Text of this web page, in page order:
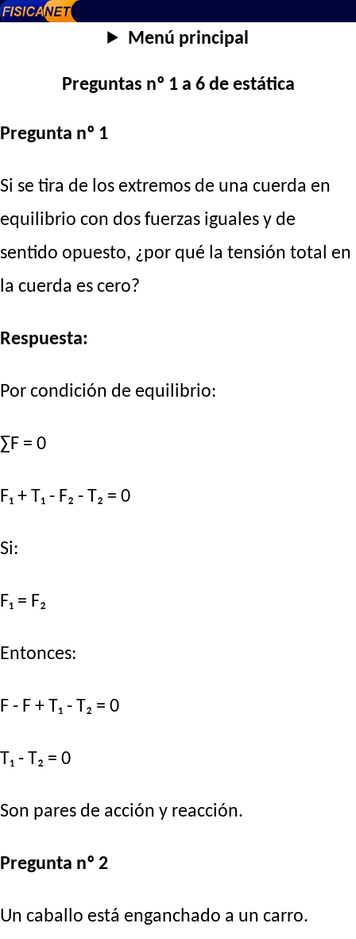
Menú principal
Preguntas nº 1 a 6 de estática
Pregunta nº 1
Si se tira de los extremos de una cuerda en
equilibrio con dos fuerzas iguales y de
sentido opuesto, ¿por qué la tensión total en
la cuerda es cero?
Respuesta:
Por condición de equilibrio:
∑F = 0
F₁ + T₁ - F₂ - T₂ = 0
Si:
F₁ = F₂
Entonces:
F - F + T₁ - T₂ = 0
T₁ - T₂ = 0
Son pares de acción y reacción.
Pregunta nº 2
Un caballo está enganchado a un carro.